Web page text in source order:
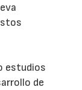
estudios
de